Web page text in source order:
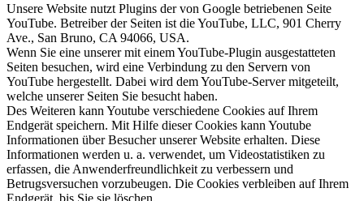
Unsere Website nutzt Plugins der von Google betriebenen Seite
YouTube. Betreiber der Seiten ist die YouTube, LLC, 901 Cherry
Ave., San Bruno, CA 94066, USA.
Wenn Sie eine unserer mit einem YouTube-Plugin ausgestatteten
Seiten besuchen, wird eine Verbindung zu den Servern von
YouTube hergestellt. Dabei wird dem YouTube-Server mitgeteilt,
welche unserer Seiten Sie besucht haben.
Des Weiteren kann Youtube verschiedene Cookies auf Ihrem
Endgerät speichern. Mit Hilfe dieser Cookies kann Youtube
Informationen über Besucher unserer Website erhalten. Diese
Informationen werden u. a. verwendet, um Videostatistiken zu
erfassen, die Anwenderfreundlichkeit zu verbessern und
Betrugsversuchen vorzubeugen. Die Cookies verbleiben auf Ihrem
Endgerät, bis Sie sie löschen.